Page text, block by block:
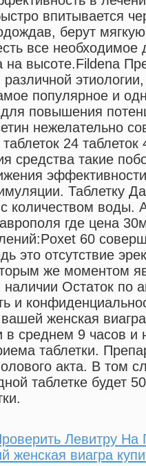
впитывается
берут
все необходимое
на высоте.Fildena
популярное и
для повышения
нежелательно
24
средства такие
Таблетку
количеством воды.
где цена
60
это отсутствие
же моментом
Остаток по
и
женская
в среднем 9 часов и
таблетки.
акта. В том
таблетке будет
Левитру На
женская виагра